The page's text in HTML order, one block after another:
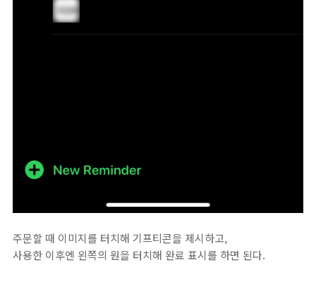
주문할 때 이미지를 터치해 기프티콘을 제시하고,
사용한 이후엔 왼쪽의 원을 터치해 완료 표시를 하면 된다.